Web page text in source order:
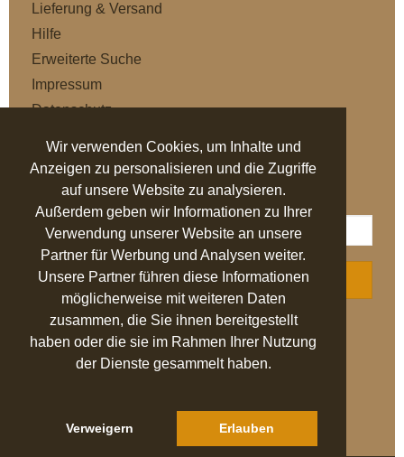
Wir verwenden Cookies, um Inhalte und
Anzeigen zu personalisieren und die Zugriffe
auf unsere Website zu analysieren.
Außerdem geben wir Informationen zu Ihrer
Verwendung unserer Website an unsere
Partner für Werbung und Analysen weiter.
Unsere Partner führen diese Informationen
möglicherweise mit weiteren Daten
zusammen, die Sie ihnen bereitgestellt
haben oder die sie im Rahmen Ihrer Nutzung
der Dienste gesammelt haben.
Verweigern Erlauben
Lieferung & Versand
Hilfe
Erweiterte Suche
Impressum
Datenschutz
NEWSLETTER
ABONNIEREN
SEHR GUT
idealo.de, trustedshops.de
Hinweis zu den Bewertungen